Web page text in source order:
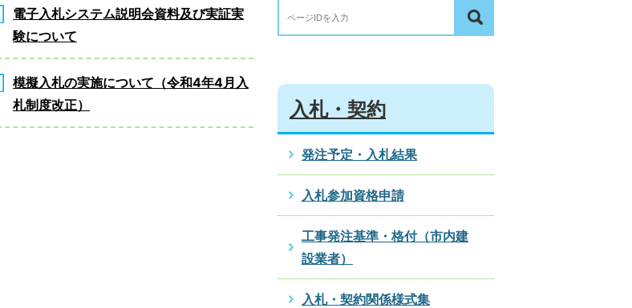
電子入札システム説明会資料及び実証実
験について
模擬入札の実施について（令和4年4月入
札制度改正）
入札・契約
発注予定・入札結果
入札参加資格申請
工事発注基準・格付（市内建
設業者）
入札・契約関係様式集